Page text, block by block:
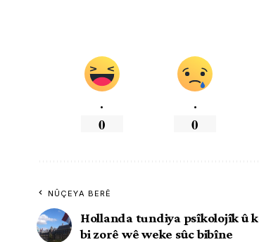
.
0
.
0
NÛÇEYA BERÊ
Hollanda tundiya psîkolojîk û
bi zorê wê weke sûc bibîne